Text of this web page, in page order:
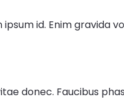
ipsum id. Enim gravida
donec. Faucibus